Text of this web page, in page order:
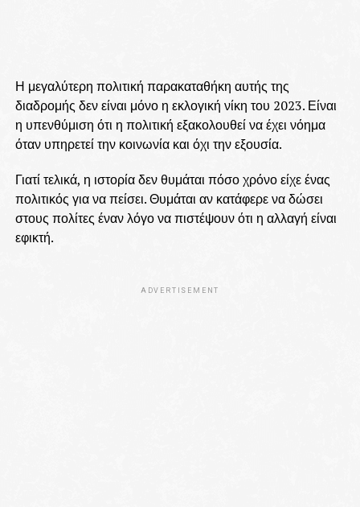
Η μεγαλύτερη πολιτική παρακαταθήκη αυτής της
διαδρομής δεν είναι μόνο η εκλογική νίκη του 2023. Είναι
η υπενθύμιση ότι η πολιτική εξακολουθεί να έχει νόημα
όταν υπηρετεί την κοινωνία και όχι την εξουσία.
Γιατί τελικά, η ιστορία δεν θυμάται πόσο χρόνο είχε ένας
πολιτικός για να πείσει. Θυμάται αν κατάφερε να δώσει
στους πολίτες έναν λόγο να πιστέψουν ότι η αλλαγή είναι
εφικτή.
ADVERTISEMENT